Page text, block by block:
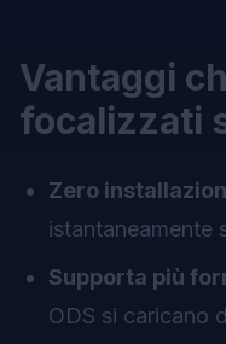
Vantaggi
focalizzati
Zero
istantaneamente
Supporta più
ODS si caricano